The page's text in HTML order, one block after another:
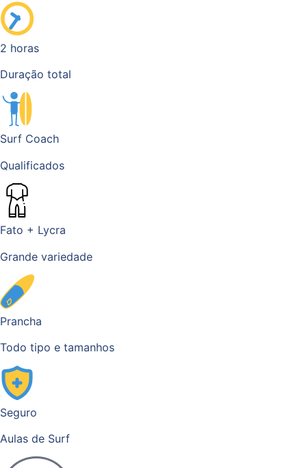
2 horas
Duração total
Surf Coach
Qualificados
Fato + Lycra
Grande variedade
Prancha
Todo tipo e tamanhos
Seguro
Aulas de Surf